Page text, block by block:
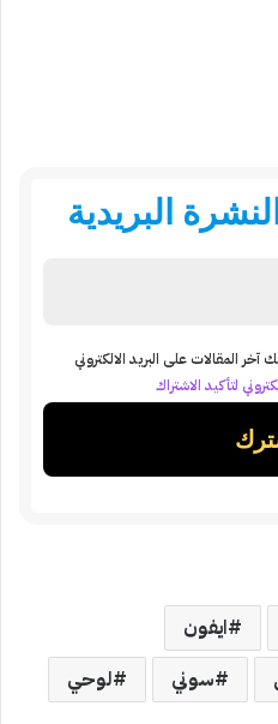
البريدية
المقالات على البريد الالكتروني
لتأكيد الاشتراك
ايفون
سوني
لوحي